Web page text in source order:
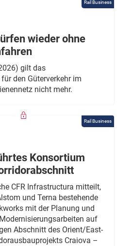
Rail Business
wieder ohne
gilt das
den Güterverkehr im
nicht mehr.
Rail Business
Konsortium
CFR Infrastructura mitteilt,
und Terna bestehende
mit der Planung und
auf
Abschnitt des Orient/East-
Craiova –